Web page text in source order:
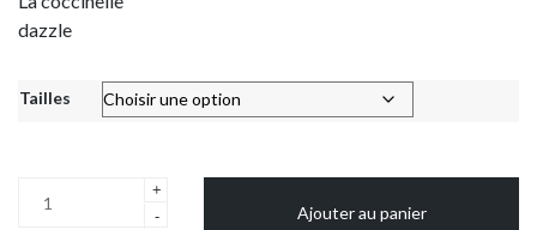
dazzle
Tailles
+
-
Ajouter au panier